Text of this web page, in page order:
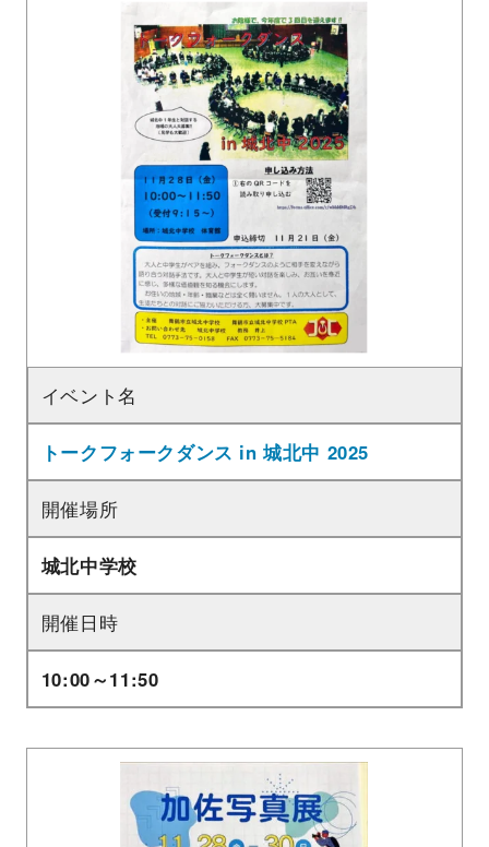
イベント名
トークフォークダンス in 城北中 2025
開催場所
城北中学校
開催日時
10:00～11:50